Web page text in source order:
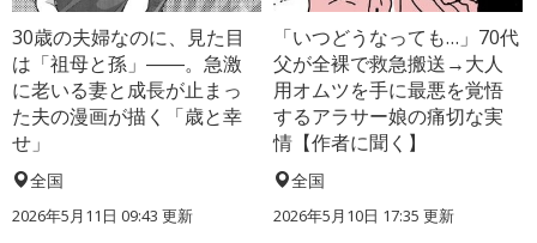
30歳の夫婦なのに、見た目
は「祖母と孫」――。急激
に老いる妻と成長が止まっ
た夫の漫画が描く「歳と幸
せ」
全国
2026年5月11日 09:43 更新
「いつどうなっても…」70代
父が全裸で救急搬送→大人
用オムツを手に最悪を覚悟
するアラサー娘の痛切な実
情【作者に聞く】
全国
2026年5月10日 17:35 更新